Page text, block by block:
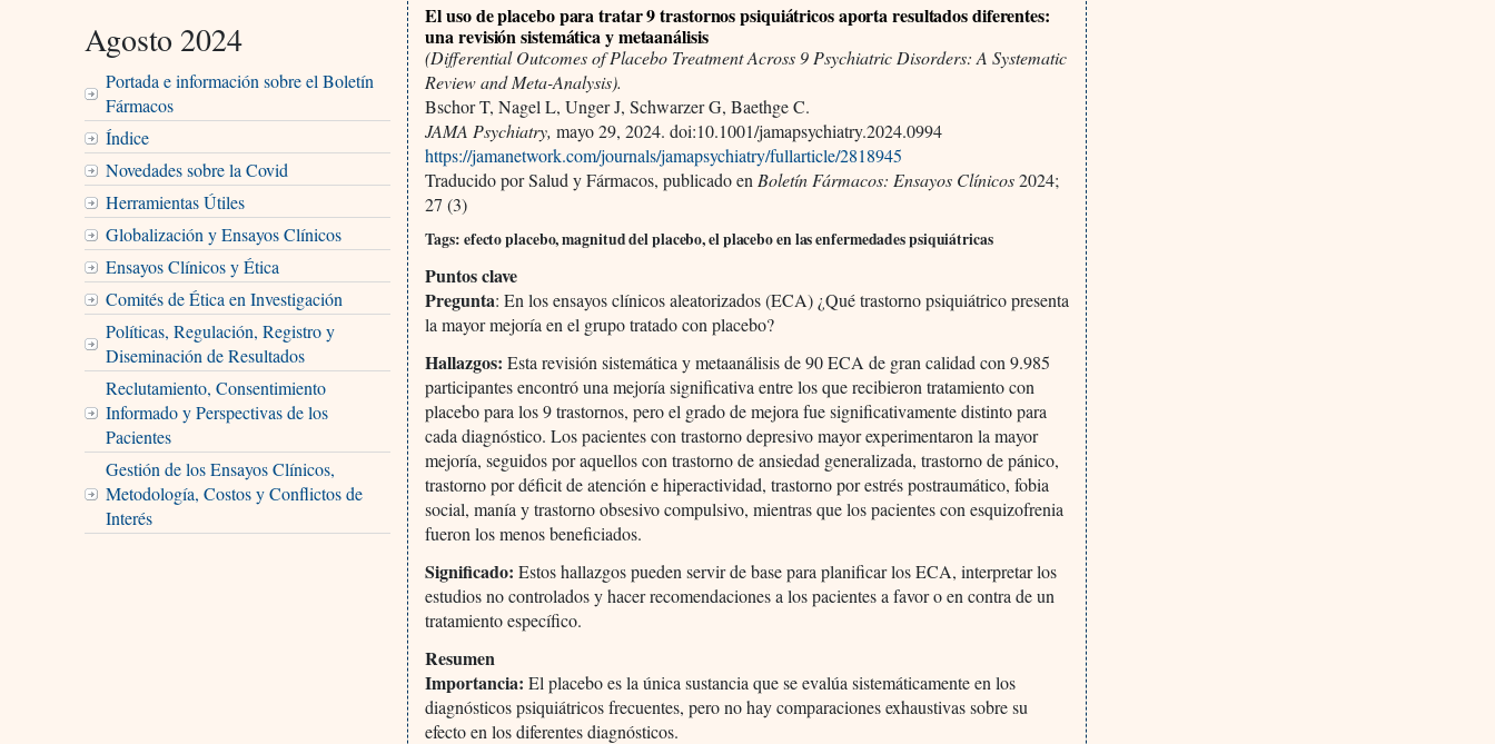
Agosto 2024
Portada e información sobre el Boletín
Fármacos
Índice
Novedades sobre la Covid
Herramientas Útiles
Globalización y Ensayos Clínicos
Ensayos Clínicos y Ética
Comités de Ética en Investigación
Políticas, Regulación, Registro y
Diseminación de Resultados
Reclutamiento, Consentimiento
Informado y Perspectivas de los
Pacientes
Gestión de los Ensayos Clínicos,
Metodología, Costos y Conflictos de
Interés
El uso de placebo para tratar 9 trastornos psiquiátricos aporta resultados diferentes:
una revisión sistemática y metaanálisis
(Differential Outcomes of Placebo Treatment Across 9 Psychiatric Disorders: A Systematic
Review and Meta-Analysis).
Bschor T, Nagel L, Unger J, Schwarzer G, Baethge C.
JAMA Psychiatry, mayo 29, 2024. doi:10.1001/jamapsychiatry.2024.0994
https://jamanetwork.com/journals/jamapsychiatry/fullarticle/2818945
Traducido por Salud y Fármacos, publicado enBoletín Fármacos: Ensayos Clínicos2024;
27 (3)
Tags: efecto placebo, magnitud del placebo, el placebo en las enfermedades psiquiátricas
Puntos clave
Pregunta: En los ensayos clínicos aleatorizados (ECA) ¿Qué trastorno psiquiátrico presenta
la mayor mejoría en el grupo tratado con placebo?
Hallazgos:Esta revisión sistemática y metaanálisis de 90 ECA de gran calidad con 9.985
participantes encontró una mejoría significativa entre los que recibieron tratamiento con
placebo para los 9 trastornos, pero el grado de mejora fue significativamente distinto para
cada diagnóstico. Los pacientes con trastorno depresivo mayor experimentaron la mayor
mejoría, seguidos por aquellos con trastorno de ansiedad generalizada, trastorno de pánico,
trastorno por déficit de atención e hiperactividad, trastorno por estrés postraumático, fobia
social, manía y trastorno obsesivo compulsivo, mientras que los pacientes con esquizofrenia
fueron los menos beneficiados.
Significado:Estos hallazgos pueden servir de base para planificar los ECA, interpretar los
estudios no controlados y hacer recomendaciones a los pacientes a favor o en contra de un
tratamiento específico.
Resumen
Importancia: El placebo es la única sustancia que se evalúa sistemáticamente en los
diagnósticos psiquiátricos frecuentes, pero no hay comparaciones exhaustivas sobre su
efecto en los diferentes diagnósticos.